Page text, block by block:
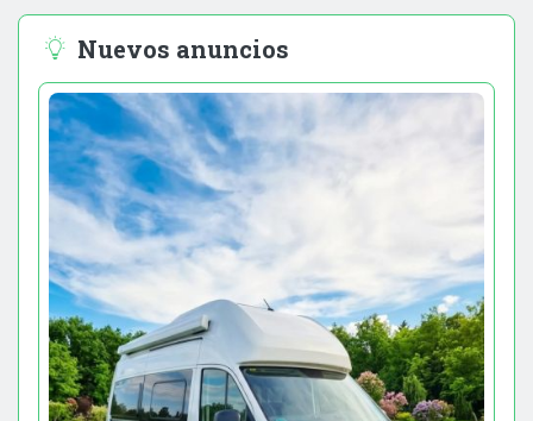
Nuevos anuncios